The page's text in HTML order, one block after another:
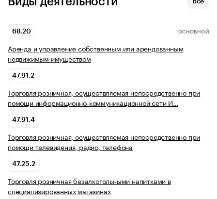
Все
68.20 ОСНОВНОЙ
Аренда и управление собственным или арендованным
недвижимым имуществом
47.91.2
Торговля розничная, осуществляемая непосредственно при
помощи информационно-коммуникационной сети И…
47.91.4
Торговля розничная, осуществляемая непосредственно при
помощи телевидения, радио, телефона
47.25.2
Торговля розничная безалкогольными напитками в
специализированных магазинах